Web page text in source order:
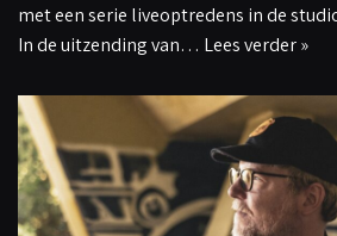
met een serie liveoptredens in de
In de uitzending van… Lees verder »